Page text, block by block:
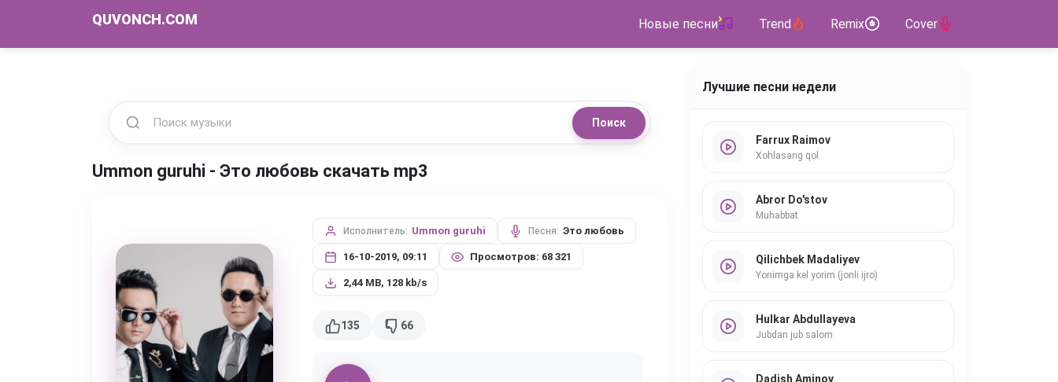
QUVONCH.COM Новые песни Trend Remix Cover
Поиск
Ummon guruhi - Это любовь скачать mp3
Исполнитель: Ummon guruhi Песня: Это любовь
16-10-2019, 09:11 Просмотров: 68 321
2,44 MB, 128 kb/s
135 66
Лучшие песни недели
Farrux Raimov
Xohlasang qol
Abror Do'stov
Muhabbat
Qilichbek Madaliyev
Yonimga kel yorim (jonli ijro)
Hulkar Abdullayeva
Jubdan jub salom
Dadish Aminov